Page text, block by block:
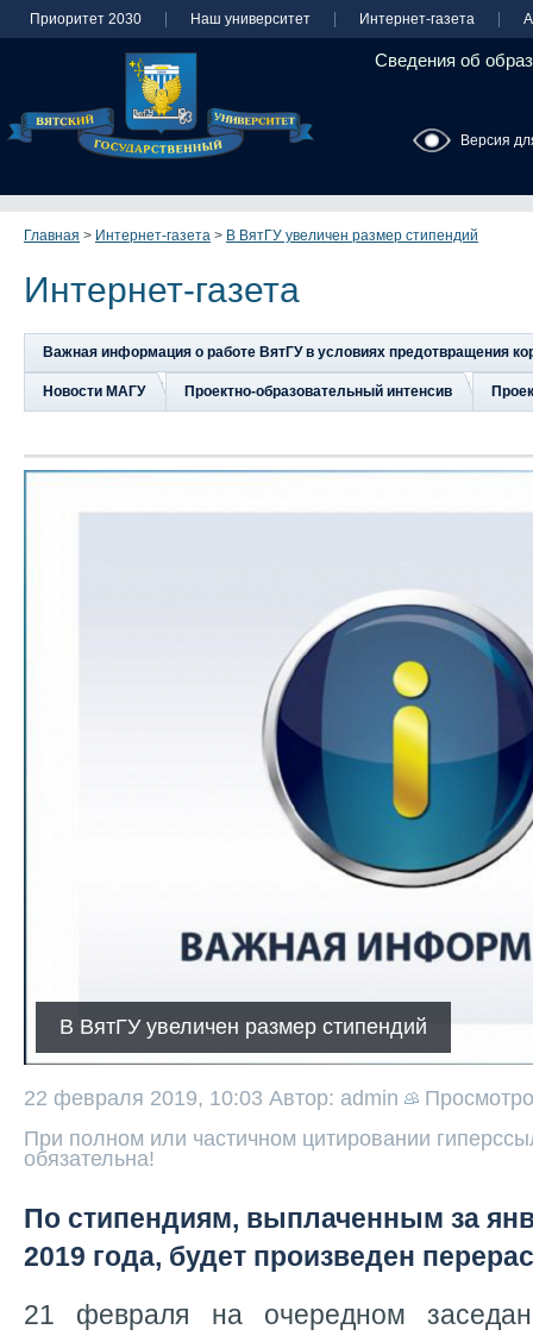
Приоритет 2030 Наш университет Интернет-газета
Сведения об
Версия
Главная > Интернет-газета > В ВятГУ увеличен размер стипендий
Интернет-газета
Важная информация о работе ВятГУ в условиях предотвращения
Новости МАГУ Проектно-образовательный интенсив
В ВятГУ увеличен размер стипендий
22 февраля 2019, 10:03 Автор: admin
При полном или частичном цитировании
обязательна!
По стипендиям, выплаченным за
2019 года, будет произведен
21 февраля на очередном